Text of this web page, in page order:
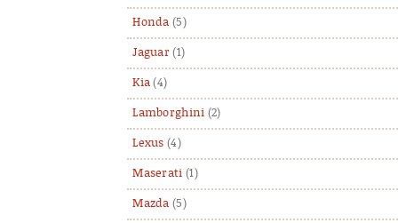
Honda (5)
Jaguar (1)
Kia (4)
Lamborghini (2)
Lexus (4)
Maserati (1)
Mazda (5)